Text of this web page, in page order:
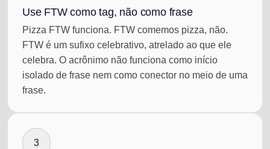
Use FTW como tag, não como frase
Pizza FTW funciona. FTW comemos pizza, não.
FTW é um sufixo celebrativo, atrelado ao que ele
celebra. O acrônimo não funciona como início
isolado de frase nem como conector no meio de uma
frase.
3